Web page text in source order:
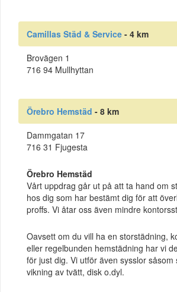
Camillas Städ & Service - 4 km
Brovägen 1
716 94 Mullhyttan
Örebro Hemstäd - 8 km
Dammgatan 17
716 31 Fjugesta
Örebro Hemstäd
Vårt uppdrag går ut på att ta hand om
hos dig som har bestämt dig för att
proffs. Vi åtar oss även mindre
Oavsett om du vill ha en storstädning,
eller regelbunden hemstädning har vi
för just dig. Vi utför även sysslor såsom
vikning av tvätt, disk o.dyl.